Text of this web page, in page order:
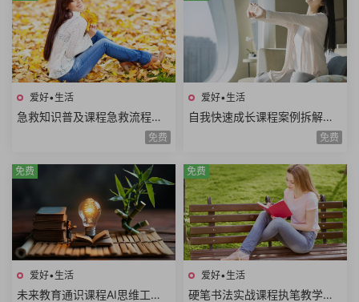
爱好•生活
急救知识普及课程急救流程心
肺复苏哮喘发作止血包扎急性
免费
爱好•生活
自我快速成长课程案例拆解职
场学习生活场景高效成长方法
免费
爱好•生活
未来教育通识课程AI思维工程
免费
爱好•生活
硬笔书法实战课程执笔教学基
免费